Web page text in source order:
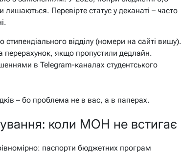
Перевірте статус у деканаті – часто
стипендіального відділу (номери на сайті вишу).
перерахунок, якщо пропустили дедлайн.
в Telegram-каналах студентського
– бо проблема не в вас, а в паперах.
коли МОН не встигає
паспорти бюджетних програм